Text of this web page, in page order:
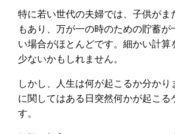
特に若い世代の夫婦では、子供がま
もあり、万が一の時のための貯蓄が
い場合がほとんどです。細かい計算
少ないかもしれません。
しかし、人生は何が起こるか分かり
に関してはある日突然何かが起こる
す。